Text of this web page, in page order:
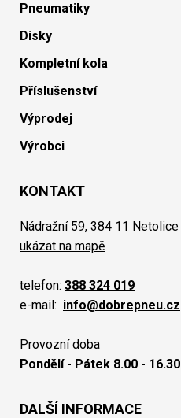
Pneumatiky
Disky
Kompletní kola
Příslušenství
Výprodej
Výrobci
KONTAKT
Nádražní 59, 384 11 Netolice
ukázat na mapě
telefon: 388 324 019
e-mail: info@dobrepneu.cz
Provozní doba
Pondělí - Pátek 8.00 - 16.30
DALŠÍ INFORMACE